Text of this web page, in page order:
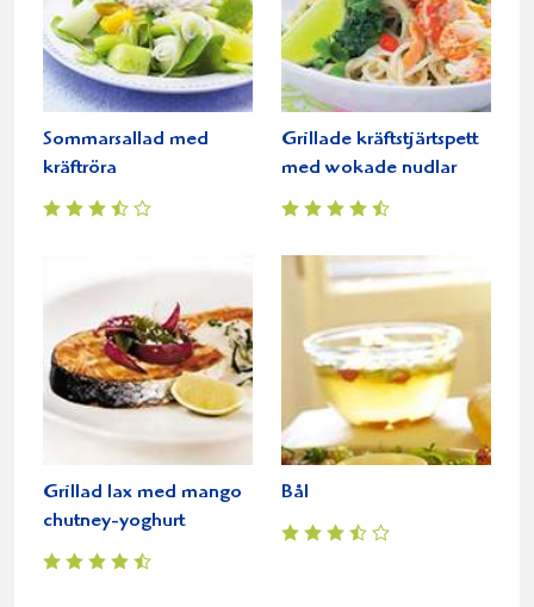
Sommarsallad med
kräftröra
Grillade kräftstjärtspett
med wokade nudlar
Grillad lax med mango
chutney-yoghurt
Bål